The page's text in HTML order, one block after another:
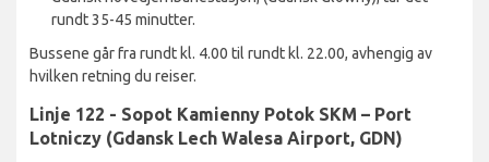
rundt 35-45 minutter.
Bussene går fra rundt kl. 4.00 til rundt kl. 22.00, avhengig av
hvilken retning du reiser.
Linje 122 - Sopot Kamienny Potok SKM – Port
Lotniczy (Gdansk Lech Walesa Airport, GDN)